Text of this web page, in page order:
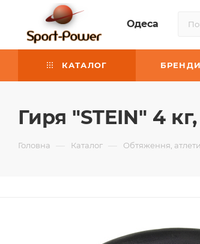
Одеса
КАТАЛОГ БРЕНДИ
Гиря "STEIN" 4
Головна — Каталог — Обтяження,